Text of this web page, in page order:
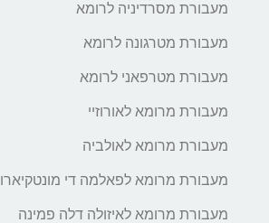
מעבורת מסרדיניה לרומא
מעבורת מטרגונה לרומא
מעבורת מטרפאני לרומא
מעבורת מרומא לאורוזיי
מעבורת מרומא לאולביה
מעבורת מרומא לפאלמה די מונטקיארו
מעבורת מרומא לאיזולה דלה פמינה